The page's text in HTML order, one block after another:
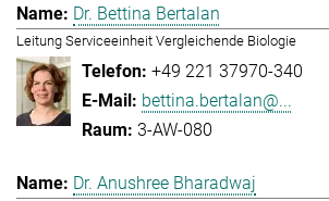
Dr. Bettina Bertalan
Leitung Serviceeinheit Vergleichende Biologie
+49 221 37970-340
bettina.bertalan@...
3-AW-080
Dr. Anushree Bharadwaj